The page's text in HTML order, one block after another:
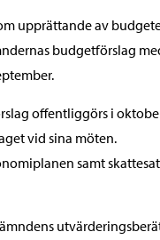
upprättande av
budgetförslag
offentliggörs i
vid sina möten.
samt